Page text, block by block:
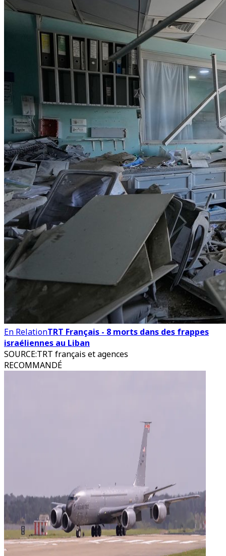
En RelationTRT Français - 8 morts dans des frappes
israéliennes au Liban
SOURCE:TRT français et agences
RECOMMANDÉ